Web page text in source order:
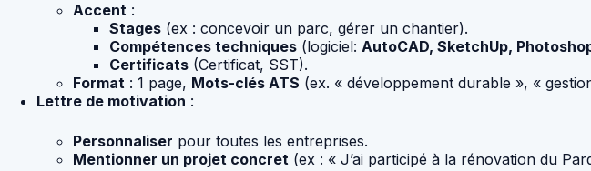
Accent :
Stages (ex : concevoir un parc, gérer un chantier).
Compétences techniques (logiciel: AutoCAD, SketchUp,
Certificats (Certificat, SST).
Format : 1 page, Mots-clés ATS (ex. « développement durable », «
Lettre de motivation :
Personnaliser pour toutes les entreprises.
Mentionner un projet concret (ex : « J’ai participé à la rénovation du